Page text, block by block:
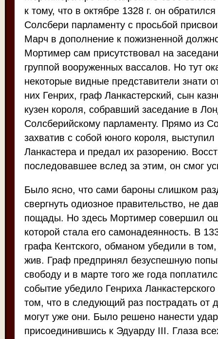
к тому, что в октябре 1328 г. он
Солсбери парламенту с просьбой
Марч в дополнение к пожизненной
Мортимер сам присутствовал на
группой вооруженных вассалов. Но тут
некоторые видные представители знати
них Генрих, граф Ланкастерский, сын
кузен короля, собравший заседание в
Солсберийскому парламенту. Прямо из
захватив с собой юного короля,
Ланкастера и предал их разорению.
последовавшее вслед за этим, он смог
Было ясно, что сами бароны слишком
свергнуть одиозное правительство, не
пощады. Но здесь Мортимер совершил
которой стала его самонадеянность. В
графа Кентского, обманом убедили в
жив. Граф предпринял безуспешную
свободу и в марте того же года
событие убедило Генриха
том, что в следующий раз пострадать от
могут уже они. Было решено нанести
присоединившись к Эдуарду III. Глаза